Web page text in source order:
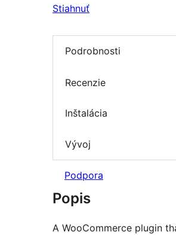
Stiahnuť
Podrobnosti
Recenzie
Inštalácia
Vývoj
Podpora
Popis
A WooCommerce plugin